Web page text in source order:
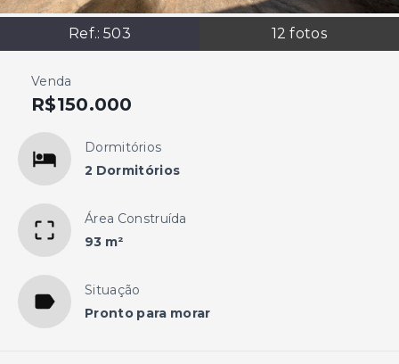
Ref.:503 12 fotos
Venda
R$150.000
Dormitórios
2 Dormitórios
Área Construída
93 m²
Situação
Pronto para morar